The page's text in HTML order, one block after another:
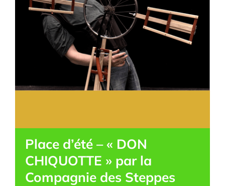
Place d’été – « DON
CHIQUOTTE » par la
Compagnie des Steppes